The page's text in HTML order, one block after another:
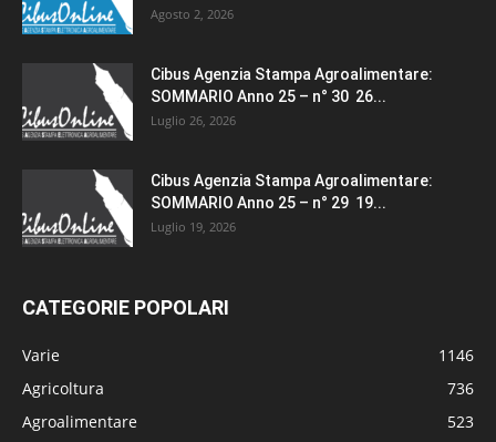
Agosto 2, 2026
Cibus Agenzia Stampa Agroalimentare:
SOMMARIO Anno 25 – n° 30 26...
Luglio 26, 2026
Cibus Agenzia Stampa Agroalimentare:
SOMMARIO Anno 25 – n° 29 19...
Luglio 19, 2026
CATEGORIE POPOLARI
Varie
1146
Agricoltura
736
Agroalimentare
523